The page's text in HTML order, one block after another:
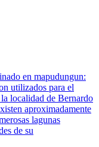
en mapudungun:
utilizados para el
localidad de Bernardo
aproximadamente
lagunas
de su